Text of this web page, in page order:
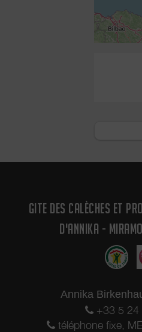
GITE DES CALÈCHES ET
D'ANNIKA -
Annika
+33 5 24
téléphone fixe,